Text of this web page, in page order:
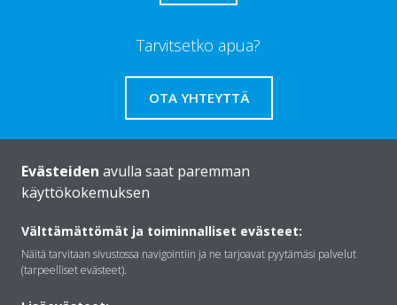
Tarvitsetko apua?
OTA YHTEYTTÄ
Daikinista
Ratkaisut
Evästeiden avulla saat paremman
käyttökokemuksen
Välttämättömät ja toiminnalliset evästeet:
Näitä tarvitaan sivustossa navigointiin ja ne tarjoavat pyytämäsi palvelut
(tarpeelliset evästeet).